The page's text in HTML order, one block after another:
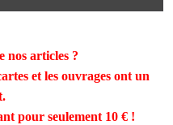
nos articles ?
et les ouvrages ont un
pour seulement 10 €!